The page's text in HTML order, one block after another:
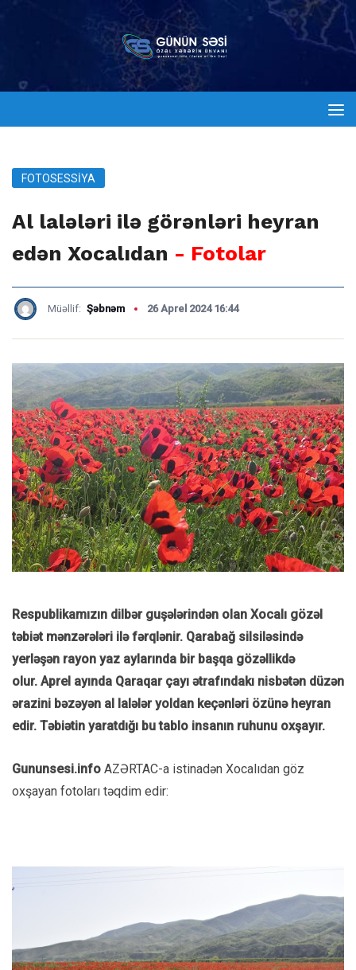
FOTOSESSIYA
Al lalələri ilə görənləri heyran
edən Xocalıdan - Fotolar
Müəllif: Şəbnəm 26 Aprel 2024 16:44
Respublikamızın dilbər guşələrindən olan Xocalı gözəl
təbiət mənzərələri ilə fərqlənir. Qarabağ silsiləsində
yerləşən rayon yaz aylarında bir başqa gözəllikdə
olur. Aprel ayında Qaraqar çayı ətrafındakı nisbətən düzən
ərazini bəzəyən al lalələr yoldan keçənləri özünə heyran
edir. Təbiətin yaratdığı bu tablo insanın ruhunu oxşayır.
Gununsesi.info AZƏRTAC-a istinadən Xocalıdan göz
oxşayan fotoları təqdim edir: